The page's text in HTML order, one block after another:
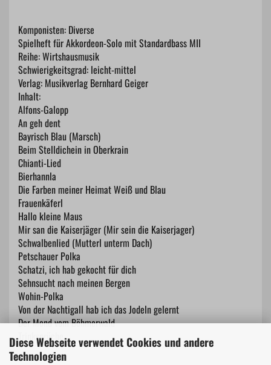
Diese Webseite verwendet Cookies und andere
Technologien
Komponisten: Diverse
Spielheft für Akkordeon-Solo mit Standardbass MII
Reihe: Wirtshausmusik
Schwierigkeitsgrad: leicht-mittel
Verlag: Musikverlag Bernhard Geiger
Inhalt:
Alfons-Galopp
An geh dent
Bayrisch Blau (Marsch)
Beim Stelldichein in Oberkrain
Chianti-Lied
Bierhannla
Die Farben meiner Heimat Weiß und Blau
Frauenkäferl
Hallo kleine Maus
Mir san die Kaiserjäger (Mir sein die Kaiserjager)
Schwalbenlied (Mutterl unterm Dach)
Petschauer Polka
Schatzi, ich hab gekocht für dich
Sehnsucht nach meinen Bergen
Wohin-Polka
Von der Nachtigall hab ich das Jodeln gelernt
Der Mond vom Böhmerwald
Trinksprüche